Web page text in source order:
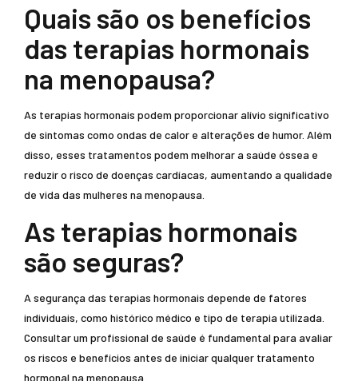
Quais são os benefícios
das terapias hormonais
na menopausa?
As terapias hormonais podem proporcionar alívio significativo
de sintomas como ondas de calor e alterações de humor. Além
disso, esses tratamentos podem melhorar a saúde óssea e
reduzir o risco de doenças cardíacas, aumentando a qualidade
de vida das mulheres na menopausa.
As terapias hormonais
são seguras?
A segurança das terapias hormonais depende de fatores
individuais, como histórico médico e tipo de terapia utilizada.
Consultar um profissional de saúde é fundamental para avaliar
os riscos e benefícios antes de iniciar qualquer tratamento
hormonal na menopausa.